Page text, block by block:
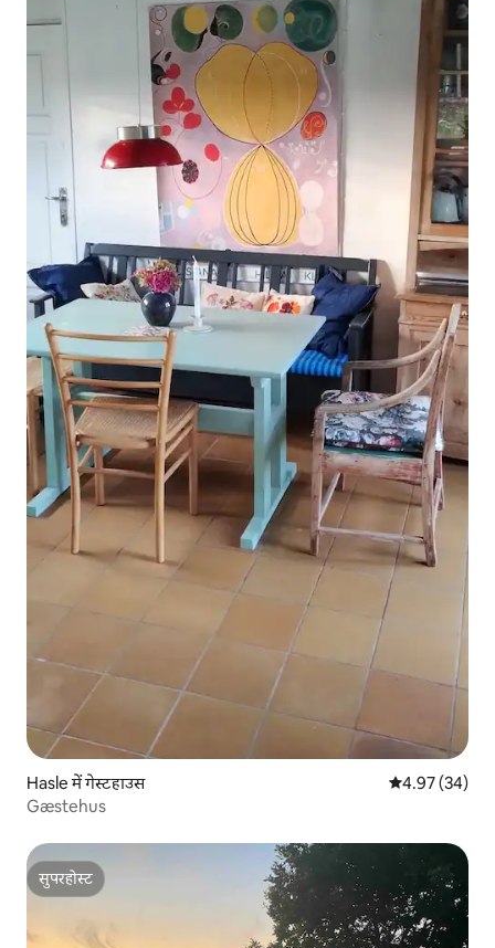
Hasle में गेस्टहाउस औसत रेटिंग 5 में
4.97 (34)
Gæstehus
सुपरहोस्ट
सुपरहोस्ट